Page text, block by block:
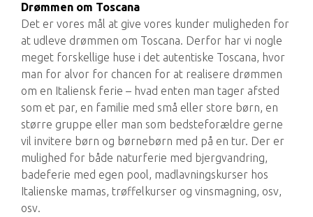
Drømmen om Toscana
Det er vores mål at give vores kunder muligheden for
at udleve drømmen om Toscana. Derfor har vi nogle
meget forskellige huse i det autentiske Toscana, hvor
man for alvor for chancen for at realisere drømmen
om en Italiensk ferie – hvad enten man tager afsted
som et par, en familie med små eller store børn, en
større gruppe eller man som bedsteforældre gerne
vil invitere børn og børnebørn med på en tur. Der er
mulighed for både naturferie med bjergvandring,
badeferie med egen pool, madlavningskurser hos
Italienske mamas, trøffelkurser og vinsmagning, osv,
osv.